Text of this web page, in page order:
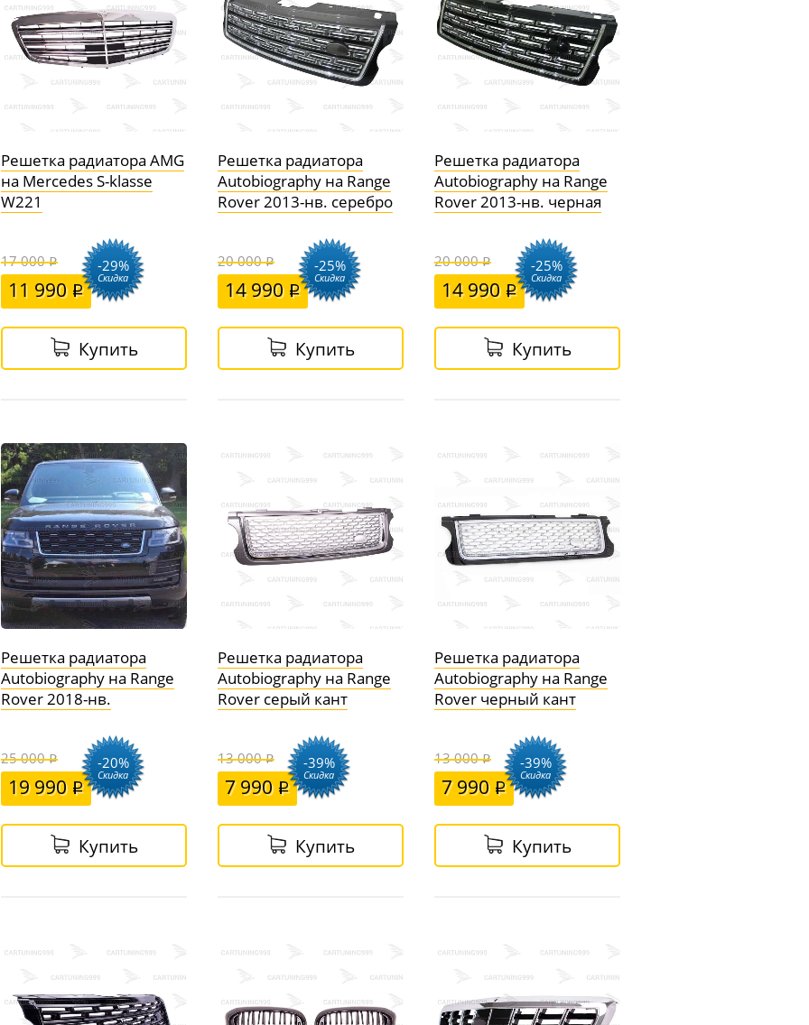
Решетка радиатора AMG
на Mercedes S-klasse
W221
17 000
11 990
-29%
Скидка
Купить
Решетка радиатора
Autobiography на Range
Rover 2013-нв. серебро
20 000
14 990
-25%
Скидка
Купить
Решетка радиатора
Autobiography на Range
Rover 2013-нв. черная
20 000
14 990
-25%
Скидка
Купить
Решетка радиатора
Autobiography на Range
Rover 2018-нв.
25 000
19 990
-20%
Скидка
Купить
Решетка радиатора
Autobiography на Range
Rover серый кант
13 000
7 990
-39%
Скидка
Купить
Решетка радиатора
Autobiography на Range
Rover черный кант
13 000
7 990
-39%
Скидка
Купить